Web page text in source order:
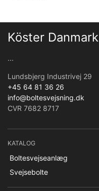
Köster
...
Lundsbjerg Industrivej 29
+45 64 81 36 26
info@boltesvejsning.dk
CVR 7682 8717
KATALOG
Boltesvejseanlæg
Svejsebolte